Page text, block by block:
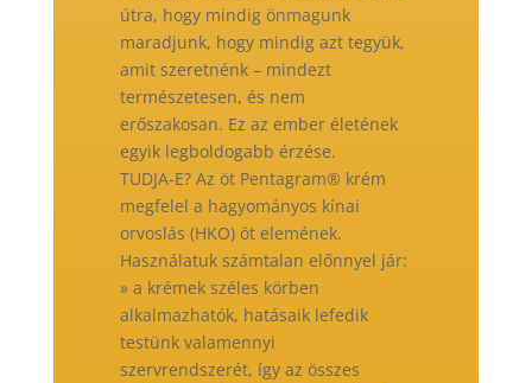
útra, hogy mindig önmagunk
maradjunk, hogy mindig azt tegyük,
amit szeretnénk – mindezt
természetesen, és nem
erőszakosan. Ez az ember életének
egyik legboldogabb érzése.
TUDJA-E? Az öt Pentagram® krém
megfelel a hagyományos kínai
orvoslás (HKO) öt elemének.
Használatuk számtalan előnnyel jár:
» a krémek széles körben
alkalmazhatók, hatásaik lefedik
testünk valamennyi
szervrendszerét, így az összes